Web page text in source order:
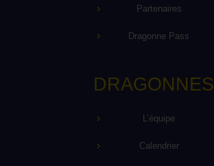
Partenaires
Dragonne Pass
DRAGONNES
L’équipe
Calendrier